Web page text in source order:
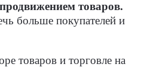
товаров.
больше покупателей и
товаров и торговле на